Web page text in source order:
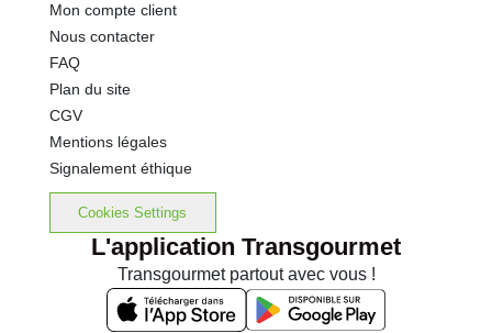
Mon compte client
Nous contacter
FAQ
Plan du site
CGV
Mentions légales
Signalement éthique
Cookies Settings
L'application Transgourmet
Transgourmet partout avec vous !